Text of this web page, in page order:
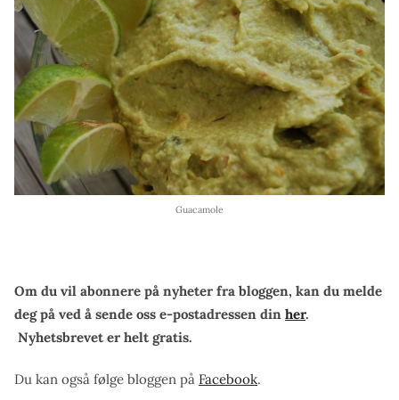
Guacamole
Om du vil abonnere på nyheter fra bloggen, kan du melde
deg på ved å sende oss e-postadressen din her.
Nyhetsbrevet er helt gratis.
Du kan også følge bloggen på Facebook.